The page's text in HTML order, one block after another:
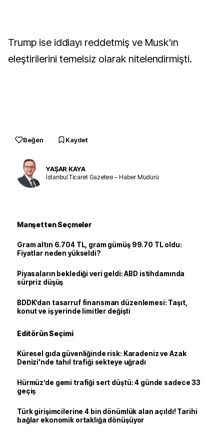
Trump ise iddiayı reddetmiş ve Musk'ın
eleştirilerini temelsiz olarak nitelendirmişti.
Beğen Kaydet
YAŞAR KAYA
İstanbul Ticaret Gazetesi – Haber Müdürü
Manşetten Seçmeler
Gram altın 6.704 TL, gram gümüş 99.70 TL oldu:
Fiyatlar neden yükseldi?
Piyasaların beklediği veri geldi: ABD istihdamında
sürpriz düşüş
BDDK’dan tasarruf finansman düzenlemesi: Taşıt,
konut ve iş yerinde limitler değişti
Editörün Seçimi
Küresel gıda güvenliğinde risk: Karadeniz ve Azak
Denizi'nde tahıl trafiği sekteye uğradı
Hürmüz’de gemi trafiği sert düştü: 4 günde sadece 33
geçiş
Türk girişimcilerine 4 bin dönümlük alan açıldı! Tarihi
bağlar ekonomik ortaklığa dönüşüyor